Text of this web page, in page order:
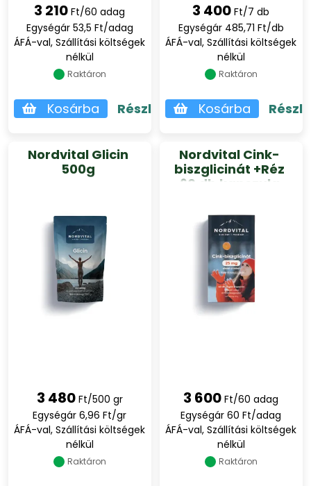
3 210 Ft/60 adag
Egységár 53,5 Ft/adag
ÁFÁ-val, Szállítási költségek
nélkül
Raktáron
Kosárba Részletek
3 400 Ft/7 db
Egységár 485,71 Ft/db
ÁFÁ-val, Szállítási költségek
nélkül
Raktáron
Kosárba
Nordvital Glicin
500g
3 480 Ft/500 gr
Egységár 6,96 Ft/gr
ÁFÁ-val, Szállítási költségek
nélkül
Raktáron
Nordvital Cink-
biszglicinát +Réz
60 db kapszula
3 600 Ft/60 adag
Egységár 60 Ft/adag
ÁFÁ-val, Szállítási költségek
nélkül
Raktáron